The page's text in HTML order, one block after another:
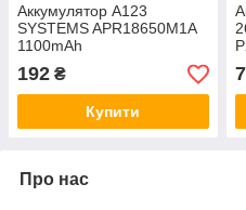
Аккумулятор A123
SYSTEMS APR18650M1A
1100mAh
192 ₴
Купити
Про нас